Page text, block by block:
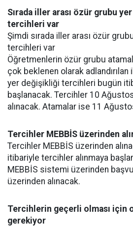
Sırada iller arası özür grubu
tercihleri var
Şimdi sırada iller arası özür
tercihleri var
Öğretmenlerin özür grubu
çok beklenen olarak
yer değişikliği tercihleri bugün
başlanacak. Tercihler 10
alınacak. Atamalar ise 11
Tercihler MEBBİS üzerinden
Tercihler MEBBİS üzerinden
itibariyle tercihler alınmaya
MEBBİS sistemi üzerinden
üzerinden alınacak.
Tercihlerin geçerli olması için
gerekiyor